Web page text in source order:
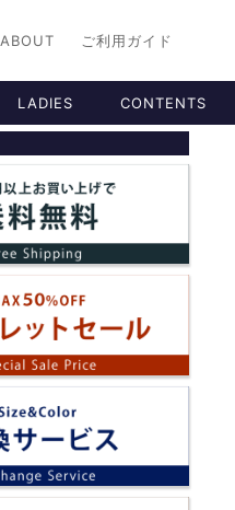
ABOUT ご利用ガイド
LADIES CONTENTS